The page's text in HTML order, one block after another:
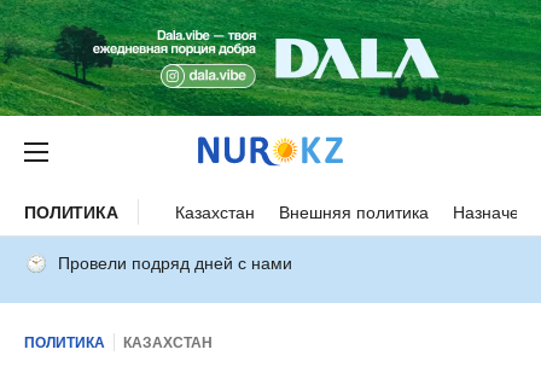
ПОЛИТИКА Казахстан Внешняя политика
Провели подряд дней с нами
ПОЛИТИКА КАЗАХСТАН